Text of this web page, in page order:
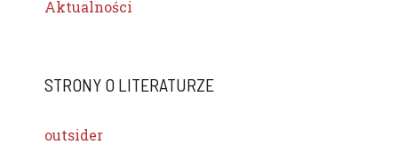
Aktualności
STRONY O LITERATURZE
outsider